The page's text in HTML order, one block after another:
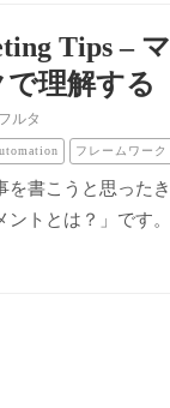
Tips –
で理解する
ルタ
フレームワーク
を書こうと思った
ントとは？」です